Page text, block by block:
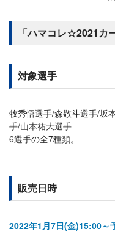
「ハマコレ☆2021カ
対象選手
牧秀悟選手/森敬斗選手/坂
手/山本祐大選手
6選手の全7種類。
販売日時
2022年1月7日(金)15:00～